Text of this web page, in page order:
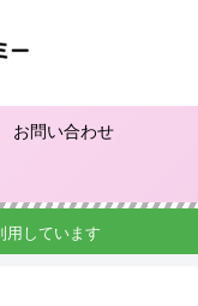
お問い合わせ
用しています